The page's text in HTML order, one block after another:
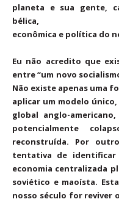
planeta e sua gente,
bélica,
econômica e política do
Eu não acredito que
entre “um novo
Não existe apenas uma
aplicar um modelo
global anglo-
potencialmente
reconstruída. Por
tentativa de identificar
economia centralizada
soviético e maoísta.
nosso século for reviver